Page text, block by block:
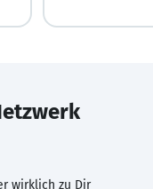
wirklich zu Dir